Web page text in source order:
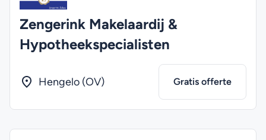
Zengerink Makelaardij &
Hypotheekspecialisten
Hengelo (OV) Gratis offerte